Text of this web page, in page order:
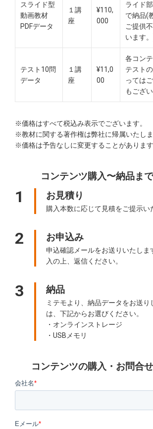
スライド型
動画教材
PDFデータ
１講
座
¥110,
000
ライド
で納品(
ご提供
います
テスト10問
データ
１講
座
¥11,0
00
各コン
テスト
っては
もござ
※価格はすべて税込み表示でございます。
※教材に関する著作権は弊社に帰属いたしま
※価格は予告なしに変更することがあります
コンテンツ購入〜納品ま
1 お見積り
購入本数に応じて見積をご提示い
2 お申込み
申込確認メールをお送りいたしま
入の上、返信ください。
3 納品
ミテモより、納品データをお送り
は、下記からお選びください。
・オンラインストレージ
・USBメモリ
コンテンツの購入・お問合